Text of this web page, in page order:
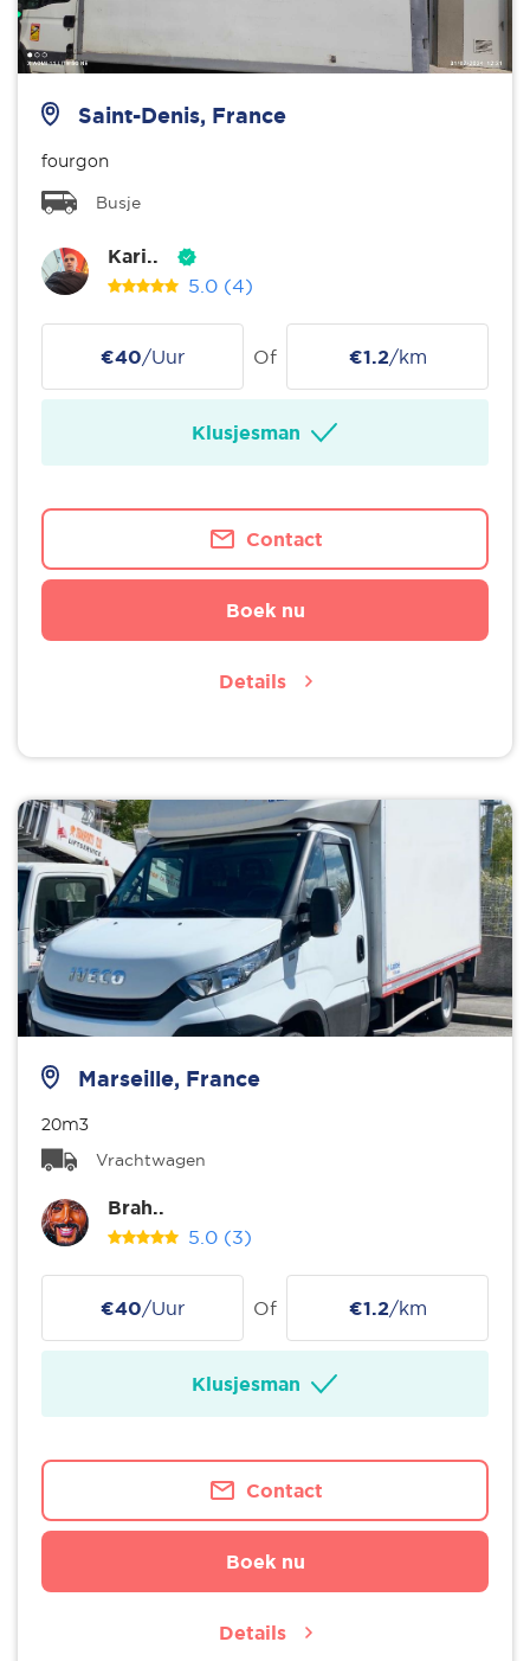
Saint-Denis, France
fourgon
Busje
Kari..
5.0 (4)
€40/Uur Of €1.2/km
Klusjesman
Contact
Boek nu
Details
Marseille, France
20m3
Vrachtwagen
Brah..
5.0 (3)
€40/Uur Of €1.2/km
Klusjesman
Contact
Boek nu
Details